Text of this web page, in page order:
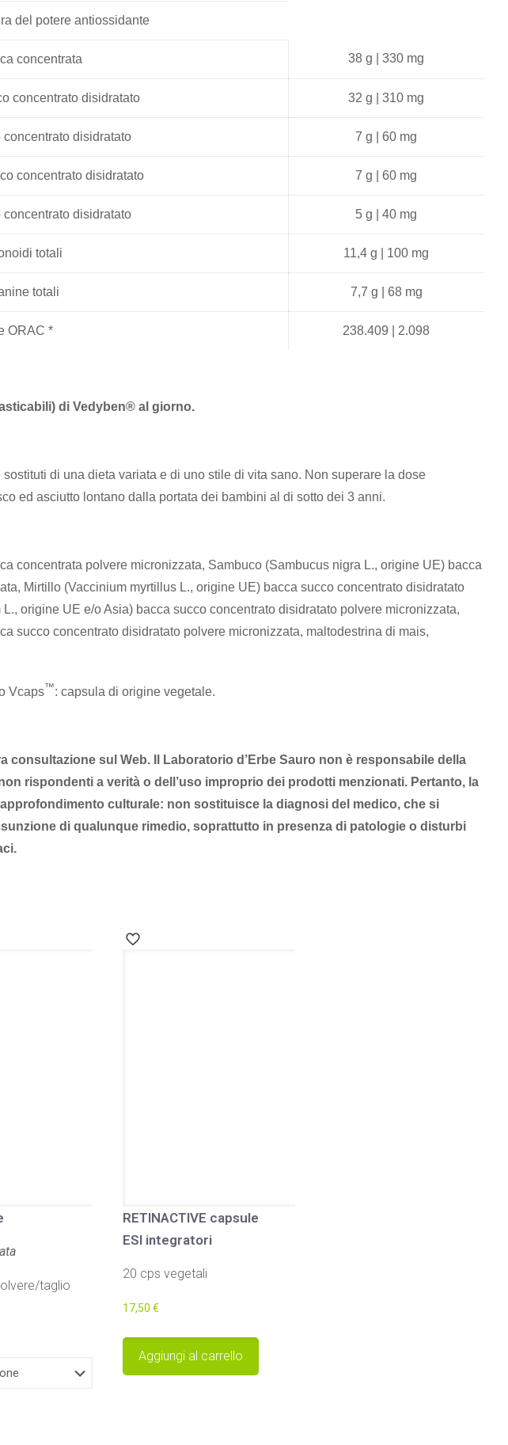
del potere antiossidante
concentrata 38 g | 330 mg
concentrato disidratato 32 g | 310 mg
disidratato 7 g | 60 mg
concentrato disidratato 7 g | 60 mg
disidratato 5 g | 40 mg
totali 11,4 g | 100 mg
totali 7,7 g | 68 mg
ORAC * 238.409 | 2.098
di Vedyben® al giorno.
di una dieta variata e di uno stile di vita sano. Non superare la dose
ed asciutto lontano dalla portata dei bambini al di sotto dei 3 anni.
concentrata polvere micronizzata, Sambuco (Sambucus nigra L., origine UE) bacca
Mirtillo (Vaccinium myrtillus L., origine UE) bacca succo concentrato disidratato
origine UE e/o Asia) bacca succo concentrato disidratato polvere micronizzata,
succo concentrato disidratato polvere micronizzata, maltodestrina di mais,
Vcaps™: capsula di origine vegetale.
consultazione sul Web. Il Laboratorio d’Erbe Sauro non è responsabile della
rispondenti a verità o dell’uso improprio dei prodotti menzionati. Pertanto, la
culturale: non sostituisce la diagnosi del medico, che si
di qualunque rimedio, soprattutto in presenza di patologie o disturbi
937414466
taglio
RETINACTIVE capsule
ESI integratori
20 cps vegetali
17,50 €
Aggiungi al carrello